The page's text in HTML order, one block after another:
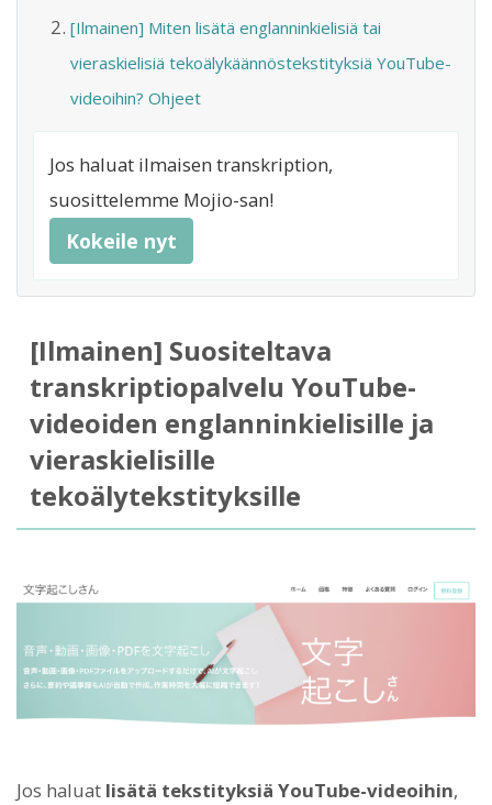
[Ilmainen] Miten lisätä englanninkielisiä tai
vieraskielisiä tekoälykäännöstekstityksiä YouTube-
videoihin? Ohjeet
Jos haluat ilmaisen transkription,
suosittelemme Mojio-san!
Kokeile nyt
[Ilmainen] Suositeltava
transkriptiopalvelu YouTube-
videoiden englanninkielisille ja
vieraskielisille
tekoälytekstityksille
Jos haluat lisätä tekstityksiä YouTube-videoihin,